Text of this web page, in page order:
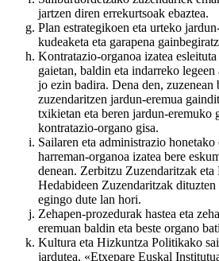
jartzen diren errekurtsoak ebaztea.
Plan estrategikoen eta urteko
kudeaketa eta garapena
Kontratazio-organoa izatea
gaietan, baldin eta indarreko
jo ezin badira. Dena den, zuzenean
zuzendaritzen jardun-eremua
txikietan eta beren jardun-eremuko
kontratazio-organo gisa.
Sailaren eta administrazio
harreman-organoa izatea bere
denean. Zerbitzu Zuzendaritzak eta
Hedabideen Zuzendaritzak
egingo dute lan hori.
Zehapen-prozedurak hastea eta
eremuan baldin eta beste organo
Kultura eta Hizkuntza Politikako
jardutea, «Etxepare Euskal